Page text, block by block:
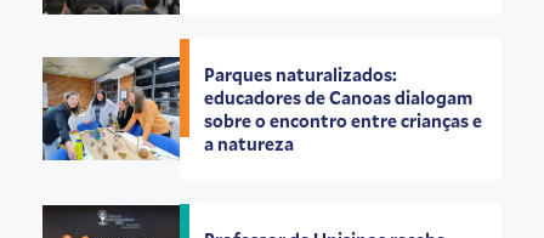
Parques naturalizados:
educadores de Canoas dialogam
sobre o encontro entre crianças e
a natureza